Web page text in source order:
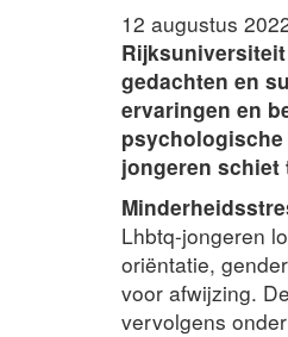
12 augustus
gedachten en
ervaringen en
jongeren schiet
Lhbtq-jongeren
oriëntatie,
voor afwijzing.
vervolgens